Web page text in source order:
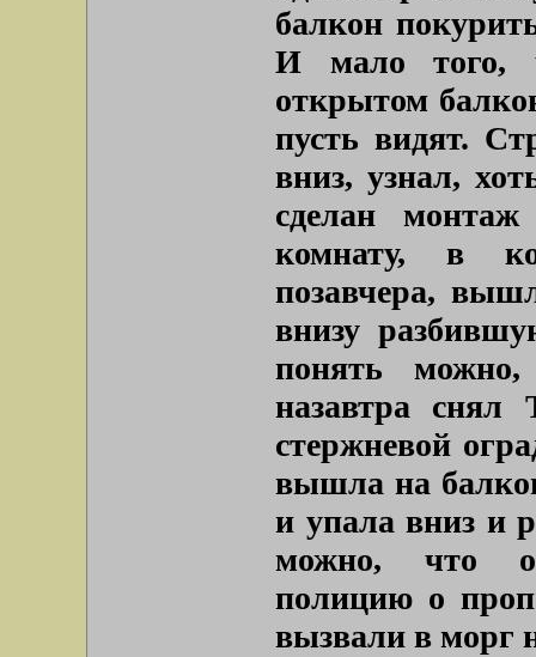
балкон
И мало того,
открытом
пусть видят.
вниз, узнал,
сделан
комнату, в
позавчера,
внизу
понять
назавтра снял
стержневой
вышла на
и упала вниз и
можно, что
полицию о
вызвали в морг